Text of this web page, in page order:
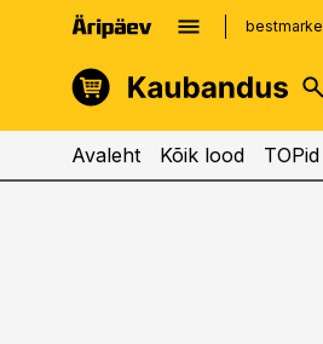
kinnisvarauudised.ee
logistikauudised.ee
Avaleht Kõik lood TOPid